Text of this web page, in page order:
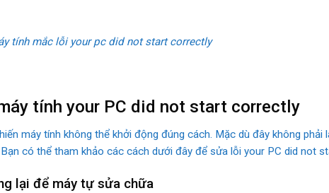
tính mắc lỗi your pc did not start correctly
tính your PC did not start correctly
máy tính không thể khởi động đúng cách. Mặc dù đây không
có thể tham khảo các cách dưới đây để sửa lỗi your PC did not
lại để máy tự sửa chữa